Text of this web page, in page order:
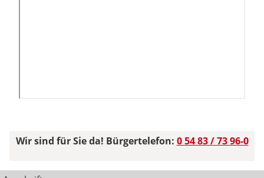
Wir sind für Sie da! Bürgertelefon: 0 54 83 / 73 96-0